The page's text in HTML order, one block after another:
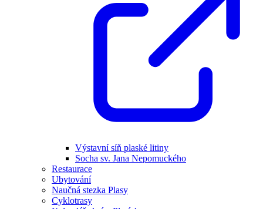
Výstavní síň plaské litiny
Socha sv. Jana Nepomuckého
Restaurace
Ubytování
Naučná stezka Plasy
Cyklotrasy